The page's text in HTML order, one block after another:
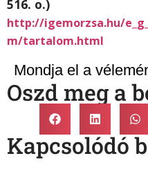
http://igemorzsa.hu/
m/tartalom.html
Mondja el a
Oszd meg a
Kapcsolódó